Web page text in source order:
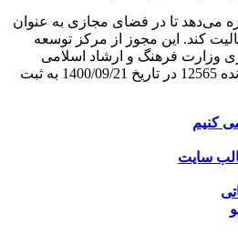
می‌دهد تا در فضای مجازی به عنوان
کند. این مجوز از مرکز توسعه
وزارت فرهنگ و ارشاد اسلامی
دریافت شده و با شماره پرونده 12565 در تاریخ 1400/09/21 به ثبت
کنیم
سایت